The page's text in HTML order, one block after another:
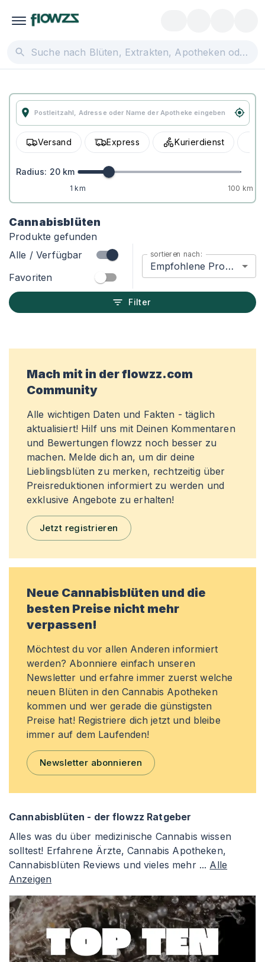
Versand Express Kurierdienst
Radius: 20 km
1 km 100 km
Cannabisblüten
Produkte gefunden
Alle / Verfügbar
Favoriten
sortieren nach:
Empfohlene Produkte
Filter
Mach mit in der flowzz.com
Community
Alle wichtigen Daten und Fakten - täglich
aktualisiert! Hilf uns mit Deinen Kommentaren
und Bewertungen flowzz noch besser zu
machen. Melde dich an, um dir deine
Lieblingsblüten zu merken, rechtzeitig über
Preisreduktionen informiert zu werden und
exklusive Angebote zu erhalten!
Jetzt registrieren
Neue Cannabisblüten und die
besten Preise nicht mehr
verpassen!
Möchtest du vor allen Anderen informiert
werden? Abonniere einfach unseren
Newsletter und erfahre immer zuerst welche
neuen Blüten in den Cannabis Apotheken
kommen und wer gerade die günstigsten
Preise hat! Registriere dich jetzt und bleibe
immer auf dem Laufenden!
Newsletter abonnieren
Cannabisblüten - der flowzz Ratgeber
Alles was du über medizinische Cannabis wissen
solltest! Erfahrene Ärzte, Cannabis Apotheken,
Cannabisblüten Reviews und vieles mehr ... Alle
Anzeigen